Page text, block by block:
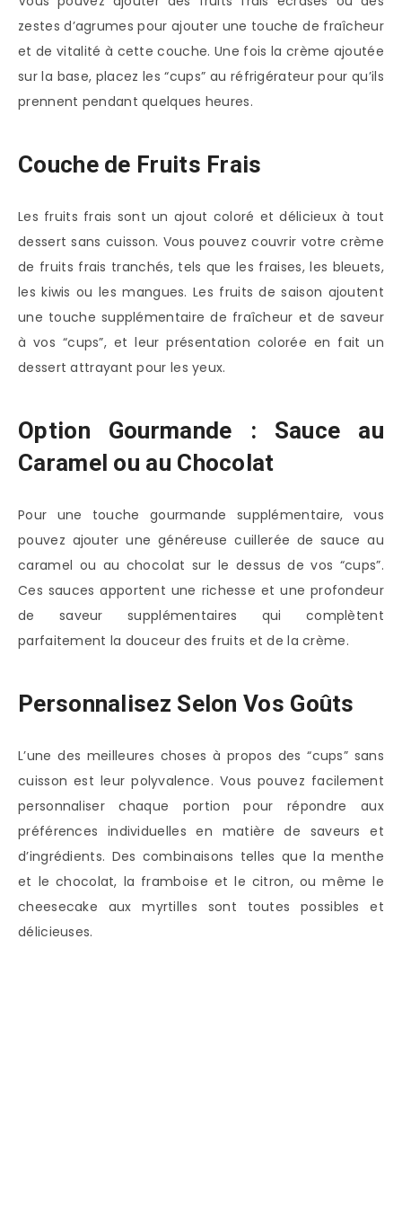
zestes d’agrumes pour ajouter une touche de fraîcheur
et de vitalité à cette couche. Une fois la crème ajoutée
sur la base, placez les “cups” au réfrigérateur pour qu’ils
prennent pendant quelques heures.
Couche de Fruits Frais
Les fruits frais sont un ajout coloré et délicieux à tout
dessert sans cuisson. Vous pouvez couvrir votre crème
de fruits frais tranchés, tels que les fraises, les bleuets,
les kiwis ou les mangues. Les fruits de saison ajoutent
une touche supplémentaire de fraîcheur et de saveur
à vos “cups”, et leur présentation colorée en fait un
dessert attrayant pour les yeux.
Option Gourmande : Sauce au
Caramel ou au Chocolat
Pour une touche gourmande supplémentaire, vous
pouvez ajouter une généreuse cuillerée de sauce au
caramel ou au chocolat sur le dessus de vos “cups”.
Ces sauces apportent une richesse et une profondeur
de saveur supplémentaires qui complètent
parfaitement la douceur des fruits et de la crème.
Personnalisez Selon Vos Goûts
L’une des meilleures choses à propos des “cups” sans
cuisson est leur polyvalence. Vous pouvez facilement
personnaliser chaque portion pour répondre aux
préférences individuelles en matière de saveurs et
d’ingrédients. Des combinaisons telles que la menthe
et le chocolat, la framboise et le citron, ou même le
cheesecake aux myrtilles sont toutes possibles et
délicieuses.